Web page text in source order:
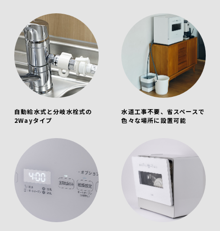
自動給水式と分岐水栓式の
2Wayタイプ
水道工事不要、省スペースで
色々な場所に設置可能